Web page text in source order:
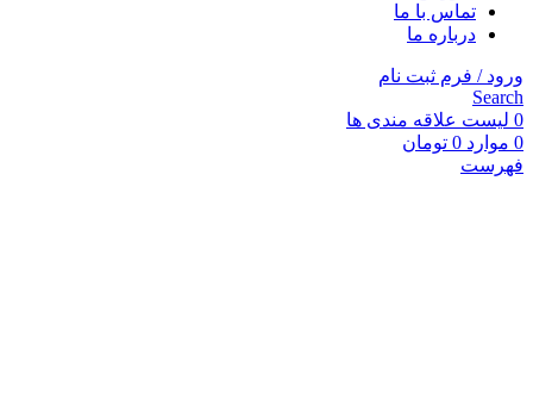
تماس با ما
درباره ما
ورود / فرم ثبت نام
Search
0 لیست علاقه مندی ها
0 موارد 0 تومان
فهرست